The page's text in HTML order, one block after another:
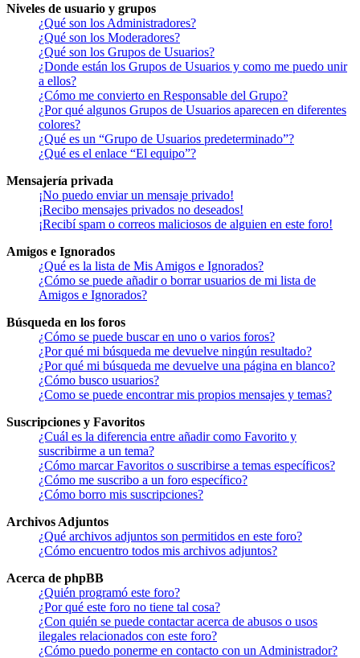
Niveles de usuario y grupos
¿Qué son los Administradores?
¿Qué son los Moderadores?
¿Qué son los Grupos de Usuarios?
¿Donde están los Grupos de Usuarios y como me puedo unir
a ellos?
¿Cómo me convierto en Responsable del Grupo?
¿Por qué algunos Grupos de Usuarios aparecen en diferentes
colores?
¿Qué es un “Grupo de Usuarios predeterminado”?
¿Qué es el enlace “El equipo”?
Mensajería privada
¡No puedo enviar un mensaje privado!
¡Recibo mensajes privados no deseados!
¡Recibí spam o correos maliciosos de alguien en este foro!
Amigos e Ignorados
¿Qué es la lista de Mis Amigos e Ignorados?
¿Cómo se puede añadir o borrar usuarios de mi lista de
Amigos e Ignorados?
Búsqueda en los foros
¿Cómo se puede buscar en uno o varios foros?
¿Por qué mi búsqueda me devuelve ningún resultado?
¿Por qué mi búsqueda me devuelve una página en blanco?
¿Cómo busco usuarios?
¿Como se puede encontrar mis propios mensajes y temas?
Suscripciones y Favoritos
¿Cuál es la diferencia entre añadir como Favorito y
suscribirme a un tema?
¿Cómo marcar Favoritos o suscribirse a temas específicos?
¿Cómo me suscribo a un foro específico?
¿Cómo borro mis suscripciones?
Archivos Adjuntos
¿Qué archivos adjuntos son permitidos en este foro?
¿Cómo encuentro todos mis archivos adjuntos?
Acerca de phpBB
¿Quién programó este foro?
¿Por qué este foro no tiene tal cosa?
¿Con quién se puede contactar acerca de abusos o usos
ilegales relacionados con este foro?
¿Cómo puedo ponerme en contacto con un Administrador?